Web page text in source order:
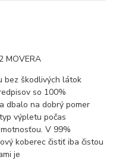
MOVERA
bez škodlivých látok
so 100%
dbalo na dobrý pomer
výpletu počas
V 99%
koberec čistiť iba čistou
je